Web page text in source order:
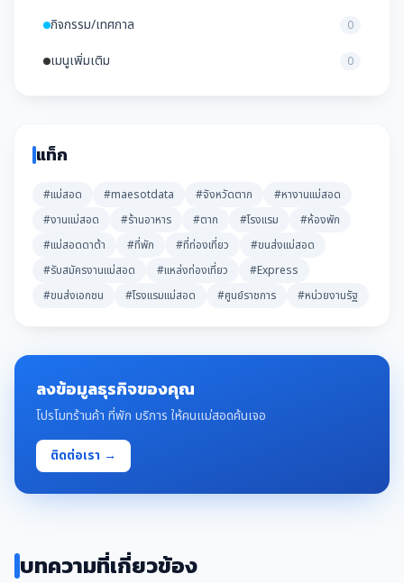
กิจกรรม/เทศกาล 0
เมนูเพิ่มเติม 0
แท็ก
#แม่สอด #maesotdata #จังหวัดตาก
#หางานแม่สอด
#งานแม่สอด
#ร้านอาหาร #ตาก #โรงแรม
#ห้องพัก
#แม่สอดดาต้า
#ที่พัก #ที่ท่องเที่ยว
#ขนส่งแม่สอด
#รับสมัครงานแม่สอด
#แหล่งท่องเที่ยว
#Express
#ขนส่งเอกชน
#โรงแรมแม่สอด #ศูนย์ราชการ #หน่วยงานรัฐ
ลงข้อมูลธุรกิจของคุณ
โปรโมทร้านค้า ที่พัก บริการ ให้คนแม่สอดค้นเจอ
ติดต่อเรา →
บทความที่เกี่ยวข้อง